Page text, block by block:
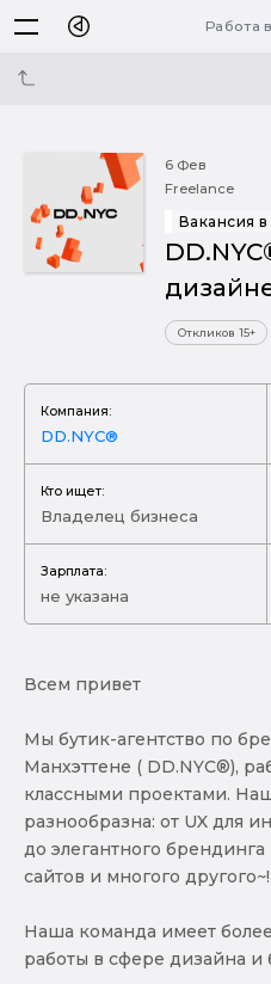
Работа
6 Фев
Freelance
Вакансия в
Откликов 15+
Компания:
DD.NYC®
Кто ищет:
Владелец бизнеса
Зарплата:
не указана
Всем привет
Мы бутик-агентство по
Манхэттене ( DD.NYC®),
классными проектами.
разнообразна: от UX для
до элегантного
сайтов и многого другого~!
Наша команда имеет
работы в сфере дизайна и